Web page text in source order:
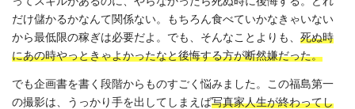
だけ儲かるかなんて関係ない。もちろん食べていかなきゃいない
から最低限の稼ぎは必要だよ。でも、そんなことよりも、 死ぬ時
にあの時やっときゃよかったなと後悔する方が断然嫌だった。
でも企画書を書く段階からものすごく悩みました。この福島第一
の撮影は、うっかり手を出してしまえば写真家人生が終わってし